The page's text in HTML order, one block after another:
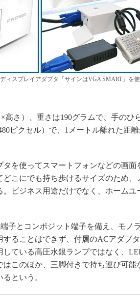
ィスプレイアダプタ「サインはVGA SMART」を
さ）、重さは190グラムで、手のひ
ピクセル）で、1メートル離れた距
を使ってスマートフォンなどの画面
こにでも持ち歩けるサイズのため、
ビジネス用途だけでなく、ホームユ
子とコンポジット端子を備え、モノ
ることはできず、付属のACアダプ
ている高圧水銀ランプではなく、
このほか、三脚付きで持ち運び可能
という。